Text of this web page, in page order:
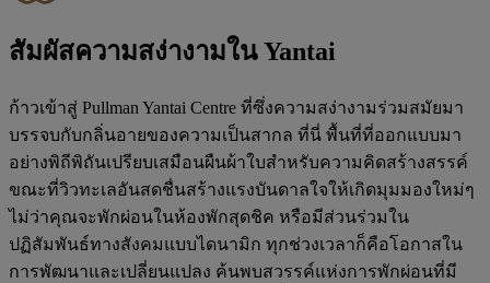
สัมผัสความสง่างามใน Yantai
ก้าวเข้าสู่ Pullman Yantai Centre ที่ซึ่งความสง่างามร่วมสมัยมา
บรรจบกับกลิ่นอายของความเป็นสากล ที่นี่ พื้นที่ที่ออกแบบมา
อย่างพิถีพิถันเปรียบเสมือนผืนผ้าใบสำหรับความคิดสร้างสรรค์
ขณะที่วิวทะเลอันสดชื่นสร้างแรงบันดาลใจให้เกิดมุมมองใหม่ๆ
ไม่ว่าคุณจะพักผ่อนในห้องพักสุดชิค หรือมีส่วนร่วมใน
ปฏิสัมพันธ์ทางสังคมแบบไดนามิก ทุกช่วงเวลาก็คือโอกาสใน
การพัฒนาและเปลี่ยนแปลง ค้นพบสวรรค์แห่งการพักผ่อนที่มี